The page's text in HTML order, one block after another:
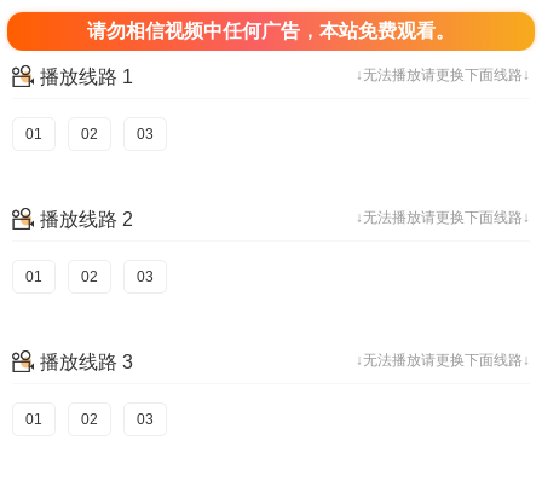
请勿相信视频中任何广告，本站免费观看。
↓无法播放请更换下面线路↓
播放线路 1
01 02 03
↓无法播放请更换下面线路↓
播放线路 2
01 02 03
↓无法播放请更换下面线路↓
播放线路 3
01 02 03